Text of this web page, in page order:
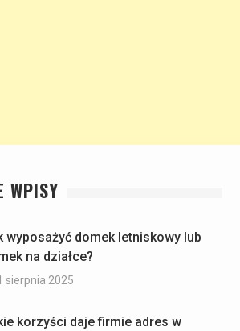
WPISY
wyposażyć domek letniskowy lub
na działce?
sierpnia 2025
korzyści daje firmie adres w